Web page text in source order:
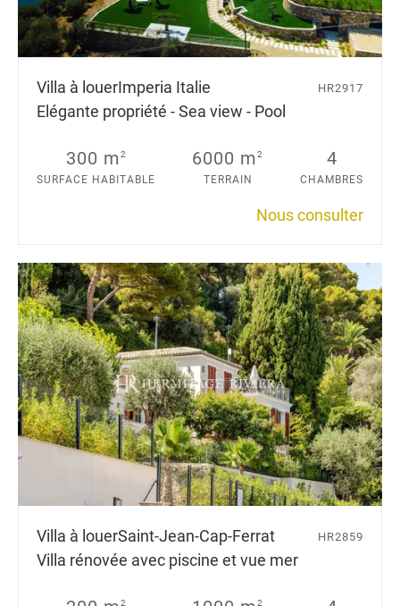
Villa à louerImperia Italie
Elégante propriété - Sea view - Pool
HR2917
300 m2
SURFACE HABITABLE
6000 m2
TERRAIN
4
CHAMBRES
Nous consulter
Villa à louerSaint-Jean-Cap-Ferrat
Villa rénovée avec piscine et vue mer
HR2859
2 2